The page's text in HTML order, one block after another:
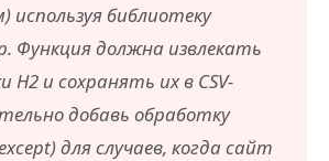
используя библиотеку
Функция должна извлекать
H2 и сохранять их в CSV-
добавь обработку
для случаев, когда сайт